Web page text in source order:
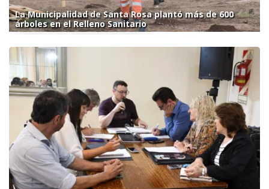
La Municipalidad de Santa Rosa plantó más de 600
árboles en el Relleno Sanitario